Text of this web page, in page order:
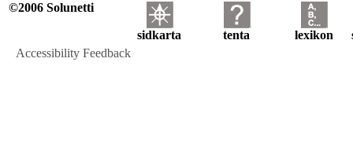
©2006 Solunetti
sidkarta tenta lexikon
Accessibility Feedback